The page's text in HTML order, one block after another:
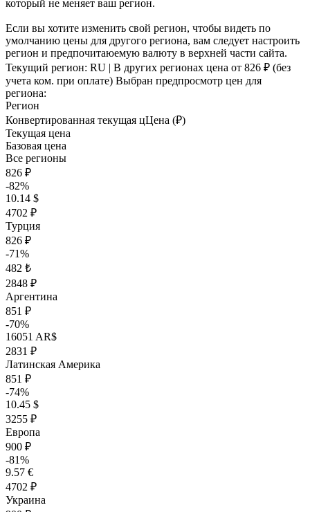
который не меняет ваш регион.
Если вы хотите изменить свой регион, чтобы видеть по
умолчанию цены для другого региона, вам следует настроить
регион и предпочитаюемую валюту в верхней части сайта.
Текущий регион: RU | В других регионах цена от 826 ₽ (без
учета ком. при оплате) Выбран предпросмотр цен для
региона:
Регион
Конвертированная текущая цЦена (₽)
Текущая цена
Базовая цена
Все регионы
826 ₽
-82%
10.14 $
4702 ₽
Турция
826 ₽
-71%
482 ₺
2848 ₽
Аргентина
851 ₽
-70%
16051 AR$
2831 ₽
Латинская Америка
851 ₽
-74%
10.45 $
3255 ₽
Европа
900 ₽
-81%
9.57 €
4702 ₽
Украина